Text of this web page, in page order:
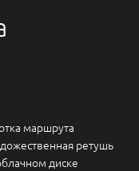
маршрута
ретушь
диске